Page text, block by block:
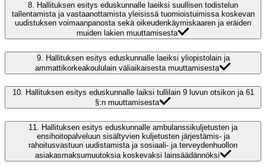
8. Hallituksen esitys eduskunnalle laeiksi suullisen todistelun
tallentamista ja vastaanottamista yleisissä tuomioistuimissa koskevan
uudistuksen voimaanpanosta sekä oikeudenkäymiskaaren ja eräiden
muiden lakien muuttamisesta
9.
Hallituksen esitys eduskunnalle laeiksi yliopistolain ja
ammattikorkeakoululain väliaikaisesta muuttamisesta
10. Hallituksen esitys eduskunnalle laiksi tullilain 9 luvun otsikon ja 61
§:n muuttamisesta
11. Hallituksen esitys eduskunnalle ambulanssikuljetusten ja
ensihoitopalveluun sisältyvien kuljetusten järjestämis- ja
rahoitusvastuun uudistamista ja sosiaali- ja terveydenhuollon
asiakasmaksumuutoksia koskevaksi lainsäädännöksi